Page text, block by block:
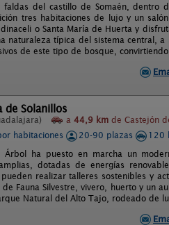
del castillo de Somaén, dentro
tres habitaciones de lujo y un
o Santa María de Huerta y
naturaleza típica del sistema central,
de este tipo de bosque,
de Solanillos
a 44,9 km de Castejón
habitaciones
20-90 plazas 120
Árbol ha puesto en marcha un
dotadas de energías
realizar talleres sostenibles y
Fauna Silvestre, vivero, huerto y un
Natural del Alto Tajo, rodeado de